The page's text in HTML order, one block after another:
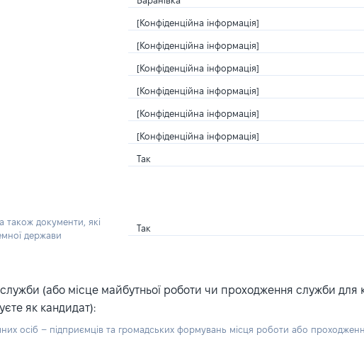
[Конфіденційна інформація]
[Конфіденційна інформація]
[Конфіденційна інформація]
[Конфіденційна інформація]
[Конфіденційна інформація]
[Конфіденційна інформація]
Так
також документи, які
держави
Так
(або місце майбутньої роботи чи проходження служби для
як кандидат):
осіб – підприємців та громадських формувань місця роботи або